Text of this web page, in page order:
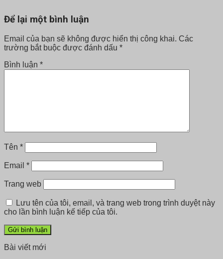
Để lại một bình luận
Email của bạn sẽ không được hiển thị công khai. Các
trường bắt buộc được đánh dấu *
Bình luận *
Tên *
Email *
Trang web
Lưu tên của tôi, email, và trang web trong trình duyệt này
cho lần bình luận kế tiếp của tôi.
Bài viết mới